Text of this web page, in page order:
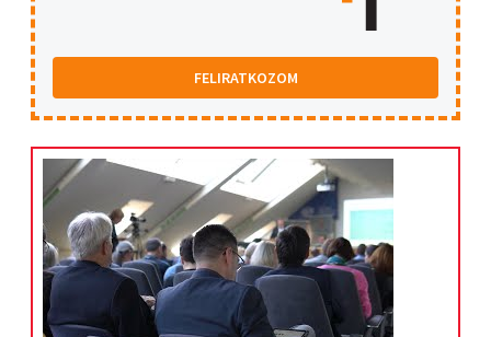
FELIRATKOZOM